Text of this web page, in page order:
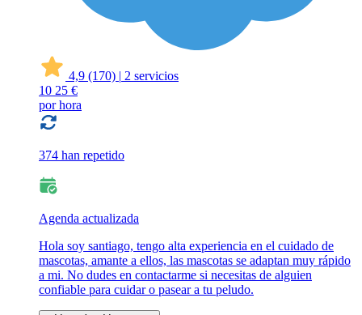
4,9 (170) | 2 servicios
10 25 €
por hora
374 han repetido
Agenda actualizada
Hola soy santiago, tengo alta experiencia en el cuidado de
mascotas, amante a ellos, las mascotas se adaptan muy rápido
a mi. No dudes en contactarme si necesitas de alguien
confiable para cuidar o pasear a tu peludo.